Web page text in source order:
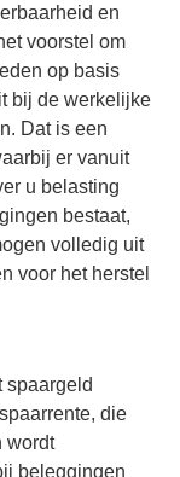
en
voorstel om
op basis
bij de werkelijke
Dat is een
er vanuit
u belasting
bestaat,
volledig uit
voor het herstel
spaargeld
die
wordt
beleggingen